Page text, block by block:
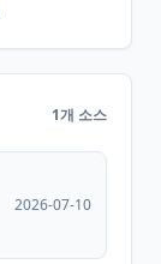
1개 소스
2026-07-10